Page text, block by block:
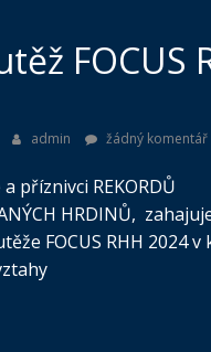
FOCUS
admin žádný komentář
příznivci REKORDŮ
HRDINŮ,
FOCUS RHH 2024 v